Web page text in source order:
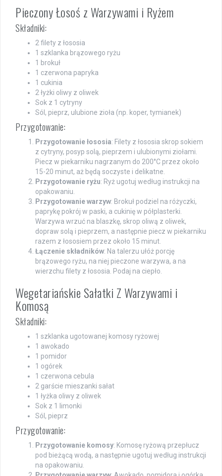
Pieczony Łosoś z Warzywami i Ryżem
Składniki:
2 filety z łososia
1 szklanka brązowego ryżu
1 brokuł
1 czerwona papryka
1 cukinia
2 łyżki oliwy z oliwek
Sok z 1 cytryny
Sól, pieprz, ulubione zioła (np. koper, tymianek)
Przygotowanie:
Przygotowanie łososia: Filety z łososia skrop sokiem
z cytryny, posyp solą, pieprzem i ulubionymi ziołami.
Piecz w piekarniku nagrzanym do 200°C przez około
15-20 minut, aż będą soczyste i delikatne.
Przygotowanie ryżu: Ryż ugotuj według instrukcji na
opakowaniu.
Przygotowanie warzyw: Brokuł podziel na różyczki,
paprykę pokrój w paski, a cukinię w półplasterki.
Warzywa wrzuć na blaszkę, skrop oliwą z oliwek,
dopraw solą i pieprzem, a następnie piecz w piekarniku
razem z łososiem przez około 15 minut.
Łączenie składników: Na talerzu ułóż porcję
brązowego ryżu, na niej pieczone warzywa, a na
wierzchu filety z łososia. Podaj na ciepło.
Wegetariańskie Sałatki Z Warzywami i
Komosą
Składniki:
1 szklanka ugotowanej komosy ryżowej
1 awokado
1 pomidor
1 ogórek
1 czerwona cebula
2 garście mieszanki sałat
1 łyżka oliwy z oliwek
Sok z 1 limonki
Sól, pieprz
Przygotowanie:
Przygotowanie komosy: Komosę ryżową przepłucz
pod bieżącą wodą, a następnie ugotuj według instrukcji
na opakowaniu.